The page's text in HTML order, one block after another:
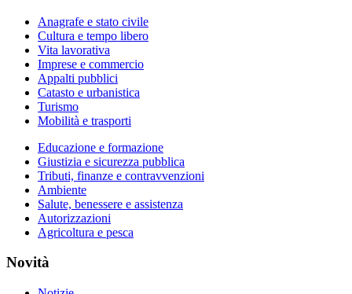
Anagrafe e stato civile
Cultura e tempo libero
Vita lavorativa
Imprese e commercio
Appalti pubblici
Catasto e urbanistica
Turismo
Mobilità e trasporti
Educazione e formazione
Giustizia e sicurezza pubblica
Tributi, finanze e contravvenzioni
Ambiente
Salute, benessere e assistenza
Autorizzazioni
Agricoltura e pesca
Novità